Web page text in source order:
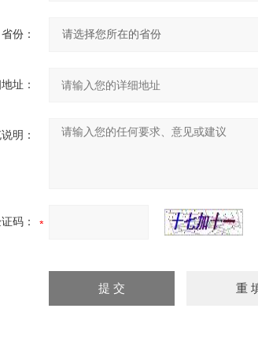
省份：
址：
明：
码：